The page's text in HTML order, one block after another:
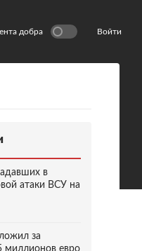
добра Войти
в
атаки ВСУ на
за
миллионов евро